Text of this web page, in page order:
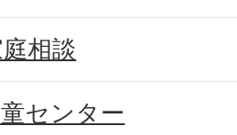
相談
センター